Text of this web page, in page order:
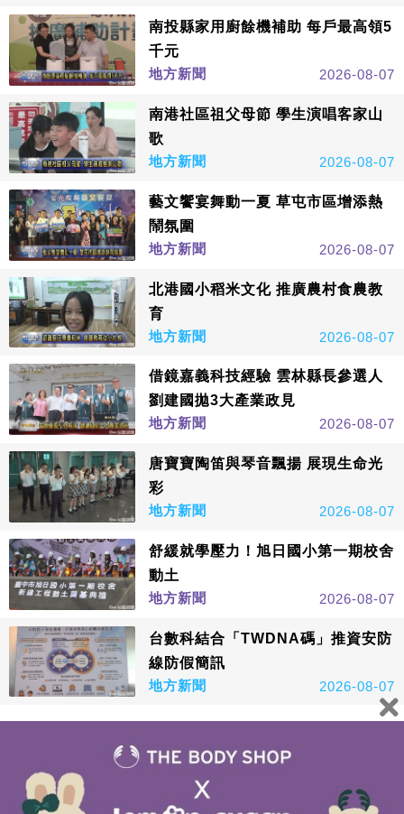
南投縣家用廚餘機補助 每戶最高領5
千元
地方新聞
2026-08-07
南港社區祖父母節 學生演唱客家山
歌
地方新聞
2026-08-07
藝文饗宴舞動一夏 草屯市區增添熱
鬧氛圍
地方新聞
2026-08-07
北港國小稻米文化 推廣農村食農教
育
地方新聞
2026-08-07
借鏡嘉義科技經驗 雲林縣長參選人
劉建國拋3大產業政見
地方新聞
2026-08-07
唐寶寶陶笛與琴音飄揚 展現生命光
彩
地方新聞
2026-08-07
舒緩就學壓力！旭日國小第一期校舍
動土
地方新聞
2026-08-07
台數科結合「TWDNA碼」推資安防
線防假簡訊
地方新聞
2026-08-07